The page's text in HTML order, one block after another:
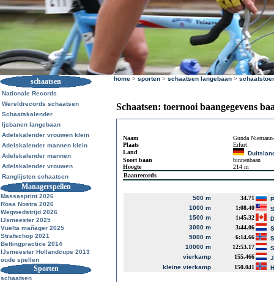
schaatsen
Nationale Records
Wereldrecords schaatsen
Schaatskalender
Ijsbanen langebaan
Adelskalender vrouwen klein
Adelskalender mannen klein
Adelskalender mannen
Adelskalender vrouwen
Ranglijsten schaatsen
Managerspellen
Massasprint 2026
Rosa Nostra 2026
Wegwedstrijd 2026
IJsmeester 2025
Vuelta mañager 2025
Strafschop 2021
Bettingpractice 2014
IJsmeester Hollandcups 2013
oude spellen
Sporten
schaatsen
home > sporten > schaatsen langebaan >
Schaatsen: toernooi baangegevens
Naam
Gunda
Plaats
Erfurt
Land
Soort baan
binnenbaan
Hoogte
214 m
Baanrecords
500 m 34.71
1000 m
1:08.40
1500 m
1:45.32
3000 m
3:44.06
5000 m
6:14.66
10000 m
12:53.17
vierkamp
155.466
kleine vierkamp
150.041